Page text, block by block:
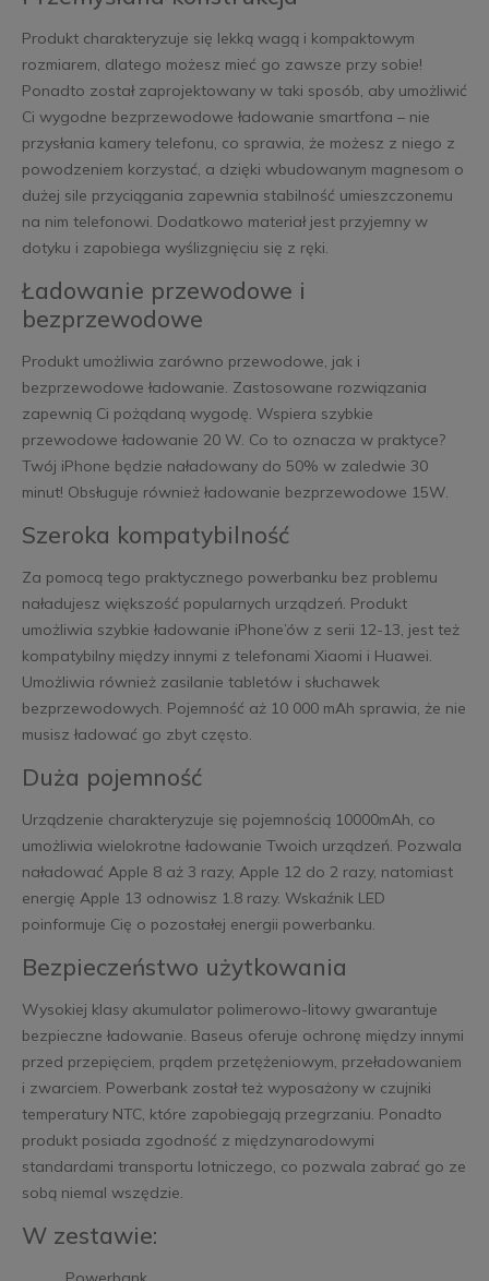
Produkt charakteryzuje się lekką wagą i kompaktowym
rozmiarem, dlatego możesz mieć go zawsze przy sobie!
Ponadto został zaprojektowany w taki sposób, aby umożliwić
Ci wygodne bezprzewodowe ładowanie smartfona – nie
przysłania kamery telefonu, co sprawia, że możesz z niego z
powodzeniem korzystać, a dzięki wbudowanym magnesom o
dużej sile przyciągania zapewnia stabilność umieszczonemu
na nim telefonowi. Dodatkowo materiał jest przyjemny w
dotyku i zapobiega wyślizgnięciu się z ręki.
Ładowanie przewodowe i
bezprzewodowe
Produkt umożliwia zarówno przewodowe, jak i
bezprzewodowe ładowanie. Zastosowane rozwiązania
zapewnią Ci pożądaną wygodę. Wspiera szybkie
przewodowe ładowanie 20 W. Co to oznacza w praktyce?
Twój iPhone będzie naładowany do 50% w zaledwie 30
minut! Obsługuje również ładowanie bezprzewodowe 15W.
Szeroka kompatybilność
Za pomocą tego praktycznego powerbanku bez problemu
naładujesz większość popularnych urządzeń. Produkt
umożliwia szybkie ładowanie iPhone’ów z serii 12-13, jest też
kompatybilny między innymi z telefonami Xiaomi i Huawei.
Umożliwia również zasilanie tabletów i słuchawek
bezprzewodowych. Pojemność aż 10 000 mAh sprawia, że nie
musisz ładować go zbyt często.
Duża pojemność
Urządzenie charakteryzuje się pojemnością 10000mAh, co
umożliwia wielokrotne ładowanie Twoich urządzeń. Pozwala
naładować Apple 8 aż 3 razy, Apple 12 do 2 razy, natomiast
energię Apple 13 odnowisz 1.8 razy. Wskaźnik LED
poinformuje Cię o pozostałej energii powerbanku.
Bezpieczeństwo użytkowania
Wysokiej klasy akumulator polimerowo-litowy gwarantuje
bezpieczne ładowanie. Baseus oferuje ochronę między innymi
przed przepięciem, prądem przetężeniowym, przeładowaniem
i zwarciem. Powerbank został też wyposażony w czujniki
temperatury NTC, które zapobiegają przegrzaniu. Ponadto
produkt posiada zgodność z międzynarodowymi
standardami transportu lotniczego, co pozwala zabrać go ze
sobą niemal wszędzie.
W zestawie: